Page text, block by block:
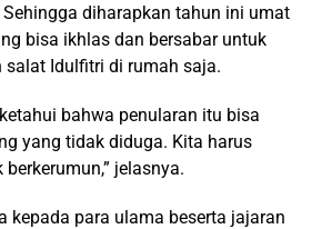
Sehingga diharapkan tahun ini umat
bisa ikhlas dan bersabar untuk
salat Idulfitri di rumah saja.
bahwa penularan itu bisa
yang tidak diduga. Kita harus
jelasnya.
kepada para ulama beserta jajaran